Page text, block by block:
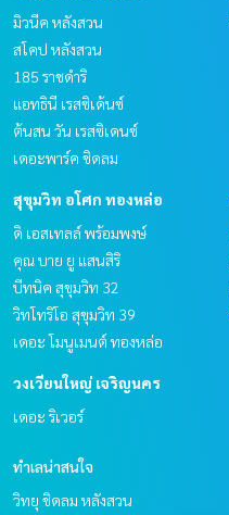
มิวนีค หลังสวน
สโคป หลังสวน
185 ราชดำริ
แอทธินี เรสซิเด้นซ์
ต้นสน วัน เรสซิเดนซ์
เดอะพาร์ค ชิดลม
สุขุมวิท อโศก ทองหล่อ
ดิ เอสเทลล์ พร้อมพงษ์
คุณ บาย ยู แสนสิริ
บีทนิค สุขุมวิท 32
วิทโทริโอ สุขุมวิท 39
เดอะ โมนูเมนต์ ทองหล่อ
วงเวียนใหญ่ เจริญนคร
เดอะ ริเวอร์
ทำเลน่าสนใจ
วิทยุ ชิดลม หลังสวน